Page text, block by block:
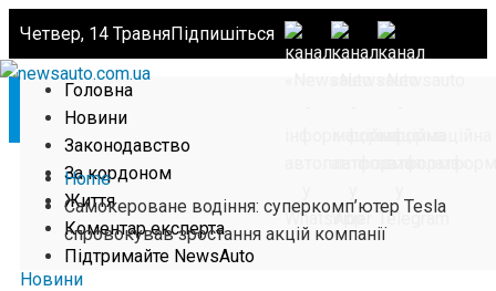
Четвер, 14 ТравняПідпишіться
Головна
Новини
Законодавство
За кордоном
Життя
Коментар експерта
Підтримайте NewsAuto
Home
Самокероване водіння: суперкомп’ютер Tesla
спровокував зростання акцій компанії
Новини